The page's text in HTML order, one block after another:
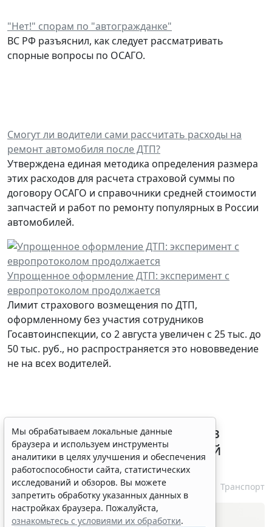
"Нет!" спорам по "автогражданке"
ВС РФ разъяснил, как следует рассматривать
спорные вопросы по ОСАГО.
Смогут ли водители сами рассчитать расходы на
ремонт автомобиля после ДТП?
Утверждена единая методика определения размера
этих расходов для расчета страховой суммы по
договору ОСАГО и справочники средней стоимости
запчастей и работ по ремонту популярных в России
автомобилей.
Упрощенное оформление ДТП: эксперимент с
европротоколом продолжается
Лимит страхового возмещения по ДТП,
оформленному без участия сотрудников
Госавтоинспекции, со 2 августа увеличен с 25 тыс. до
50 тыс. руб., но распространяется это нововведение
не на всех водителей.
ВС РФ признал лишение прав
незаконным при неизвестной
личности водителя
7 августа 2026 16:37 Транспорт
Мы обрабатываем локальные данные
браузера и используем инструменты
аналитики в целях улучшения и обеспечения
работоспособности сайта, статистических
исследований и обзоров. Вы можете
запретить обработку указанных данных в
настройках браузера. Пожалуйста,
ознакомьтесь с условиями их обработки.